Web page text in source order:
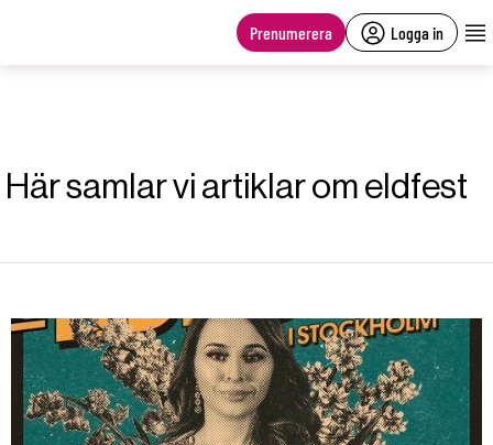
Prenumerera Logga in
Här samlar vi artiklar om eldfest